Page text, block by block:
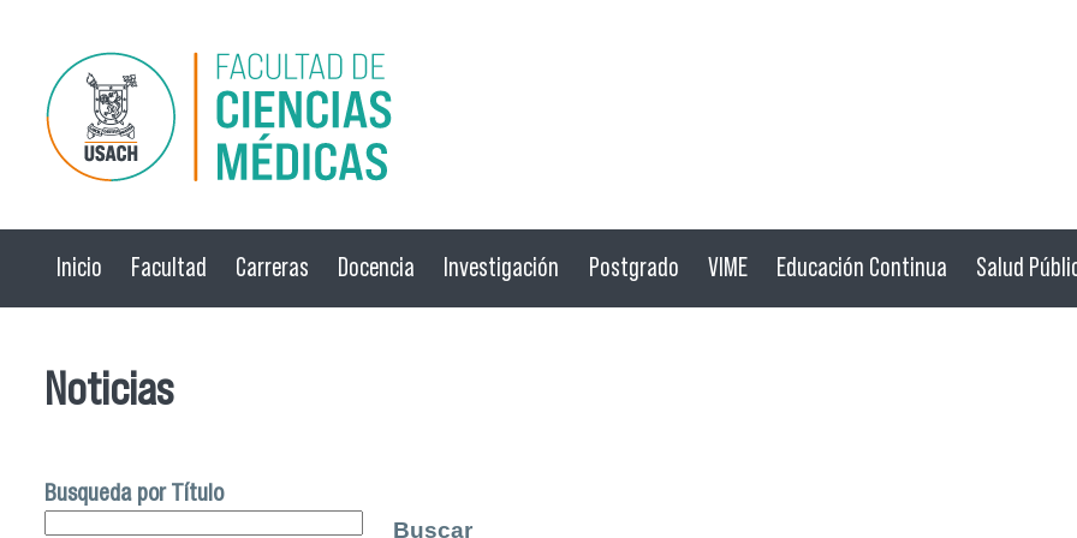
Pasar al contenido principal
Inicio Facultad Carreras Docencia Investigación Postgrado VIME Educación Continua Salud
Noticias
Busqueda por Título